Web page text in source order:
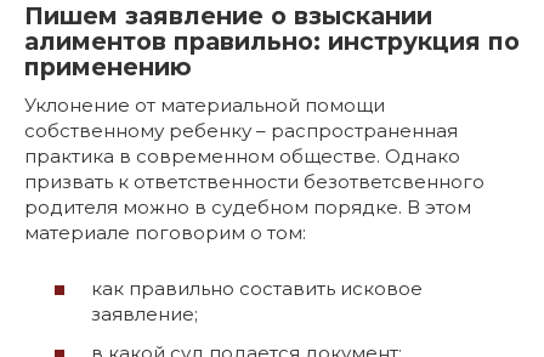
Пишем заявление о взыскании
алиментов правильно: инструкция по
применению
Уклонение от материальной помощи
собственному ребенку – распространенная
практика в современном обществе. Однако
призвать к ответственности безответсвенного
родителя можно в судебном порядке. В этом
материале поговорим о том:
как правильно составить исковое
заявление;